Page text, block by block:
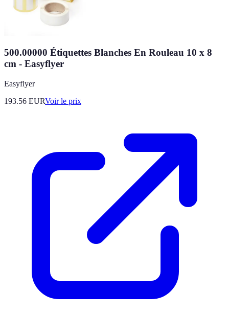
500.00000 Étiquettes Blanches En Rouleau 10 x 8
cm - Easyflyer
Easyflyer
193.56 EURVoir le prix